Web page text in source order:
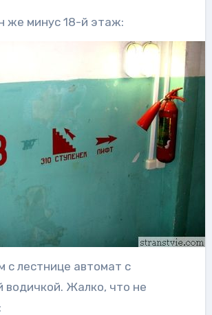
же минус 18-й этаж:
с лестнице автомат с
водичкой. Жалко, что не